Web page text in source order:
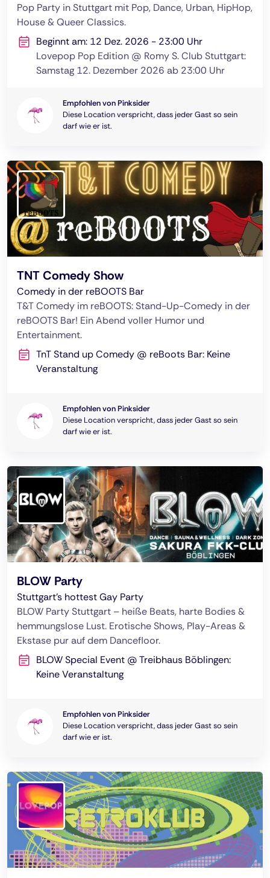
Pop Party in Stuttgart mit Pop, Dance, Urban, HipHop,
House & Queer Classics.
Beginnt am: 12 Dez. 2026 - 23:00 Uhr
Lovepop Pop Edition @ Romy S. Club Stuttgart:
Samstag 12. Dezember 2026 ab 23:00 Uhr
Empfohlen von Pinksider
Diese Location verspricht, dass jeder Gast so sein
darf wie er ist.
TNT Comedy Show
Comedy in der reBOOTS Bar
T&T Comedy im reBOOTS: Stand-Up-Comedy in der
reBOOTS Bar! Ein Abend voller Humor und
Entertainment.
TnT Stand up Comedy @ reBoots Bar: Keine
Veranstaltung
Empfohlen von Pinksider
Diese Location verspricht, dass jeder Gast so sein
darf wie er ist.
BLOW Party
Stuttgart’s hottest Gay Party
BLOW Party Stuttgart – heiße Beats, harte Bodies &
hemmungslose Lust. Erotische Shows, Play-Areas &
Ekstase pur auf dem Dancefloor.
BLOW Special Event @ Treibhaus Böblingen:
Keine Veranstaltung
Empfohlen von Pinksider
Diese Location verspricht, dass jeder Gast so sein
darf wie er ist.